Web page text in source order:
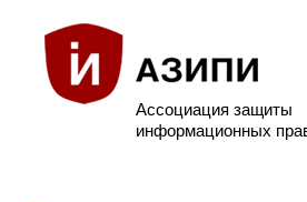
Ассоциация защиты
информационных